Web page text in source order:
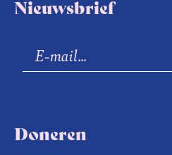
Nieuwsbrief
Doneren